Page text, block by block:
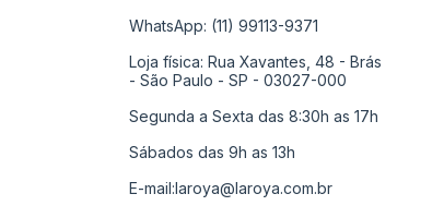
WhatsApp: (11) 99113-9371
Loja física: Rua Xavantes, 48 - Brás
- São Paulo - SP - 03027-000
Segunda a Sexta das 8:30h as 17h
Sábados das 9h as 13h
E-mail:laroya@laroya.com.br